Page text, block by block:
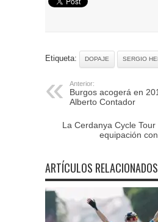
Etiqueta: DOPAJE SERGIO
Anterior:
Burgos acogerá en
Alberto Contador
La Cerdanya Cycle
equipación
ARTÍCULOS RELACIONADOS